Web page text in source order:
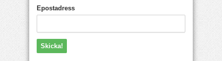
Epostadress